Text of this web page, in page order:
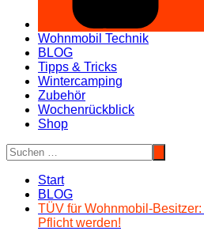
Wohnmobil Technik
BLOG
Tipps & Tricks
Wintercamping
Zubehör
Wochenrückblick
Shop
Start
BLOG
TÜV für Wohnmobil-
Pflicht werden!